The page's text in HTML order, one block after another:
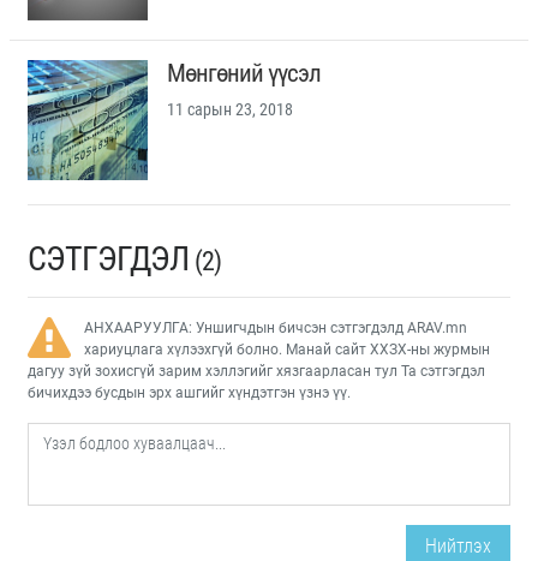
Мөнгөний үүсэл
11 сарын 23, 2018
СЭТГЭГДЭЛ (2)
АНХААРУУЛГА: Уншигчдын бичсэн сэтгэгдэлд ARAV.mn
хариуцлага хүлээхгүй болно. Манай сайт ХХЗХ-ны журмын
дагуу зүй зохисгүй зарим хэллэгийг хязгаарласан тул Та сэтгэгдэл
бичихдээ бусдын эрх ашгийг хүндэтгэн үзнэ үү.
Нийтлэх